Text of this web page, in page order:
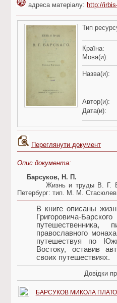
адреса матеріалу: http://
Тип
Країна:
Мова(и):
Назва(и):
Автор(и):
Дата(и):
Переглянути документ
Опис документа:
Барсуков, Н. П.
Жизнь и труды В. Г.
Петербург: тип. М. М.
В книге описаны
Григоровича-
путешественника,
православного
путешествуя по
Востоку, оставив
своих путешествиях.
Довідки
БАРСУКОВ МИКОЛА